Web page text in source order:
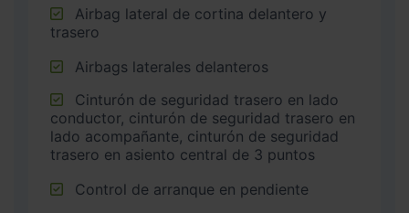
trasero
Airbags laterales delanteros
conductor, cinturón de seguridad trasero en
lado acompañante, cinturón de seguridad
trasero en asiento central de 3 puntos
Control de arranque en pendiente